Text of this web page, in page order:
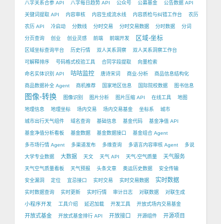
八字关系合参 API 八字每日趋势 API 公众号 公募基金 公告数据 API
关键词提取 API 内容审核 内容生成流水线 内容质检与纠错工作台 农历
农历 API 冷启动 分数线 分时交易 分时交易数据 分时数据 分词
分页查询 创业 创业灵感 前端 前端开发 区域-坐标
区域坐标查询平台 历史行情 双人关系洞察 双人关系洞察工作台
可解释排序 号码格式校验工具 合同字段提取 向量检索
命名实体识别 API 咕咕监控 唐诗宋词 商业-分析 商品信息结构化
商品数据补全 Agent 商机推荐 国家地区信息 国际院校数据 图书信息
图像-转换 图像识别 图片分析 图片压缩 API 在线工具 地图
地理信息 地理坐标 场内交易 场内交易基金 坐标系 城市
城市出行天气组件 域名查询 基础信息 基金代码 基金净值 API
基金净值分析看板 基金数据 基金数据接口 基金组合 Agent
多市场行情 Agent 多渠道发布 多维查询 多语言内容审核 Agent 多说
大学专业数据 大数据 天文 天气 API 天气-空气质量 天气服务
天气空气质量看板 天气预报 头条文章 奥运历史数据 安全传输
安全漏洞 定位 宜忌接口 实时交易 实时交易数据 实时数据
实时数据查询 实时更新 实时行情 审计日志 对联数据 对联生成
小程序开发 工具介绍 延迟加载 开发工具 开放式场内交易基金
开放式基金 开放式基金排行 API 开放接口 开源组件 开源项目